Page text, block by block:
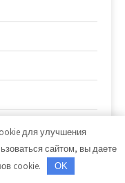
для улучшения
сайтом, вы даете
cookie.
OK